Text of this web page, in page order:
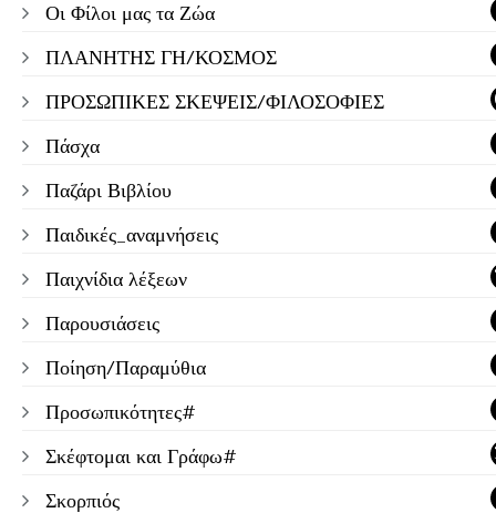
Οι Φίλοι μας τα Ζώα
ΠΛΑΝΗΤΗΣ ΓΗ/ΚΟΣΜΟΣ
ΠΡΟΣΩΠΙΚΕΣ ΣΚΕΨΕΙΣ/ΦΙΛΟΣΟΦΙΕΣ
Πάσχα
Παζάρι Βιβλίου
Παιδικές_αναμνήσεις
Παιχνίδια λέξεων
Παρουσιάσεις
Ποίηση/Παραμύθια
Προσωπικότητες#
Σκέφτομαι και Γράφω#
Σκορπιός